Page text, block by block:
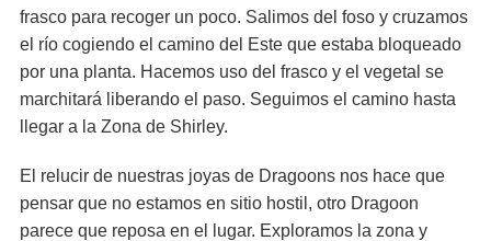
frasco para recoger un poco. Salimos del foso y cruzamos
el río cogiendo el camino del Este que estaba bloqueado
por una planta. Hacemos uso del frasco y el vegetal se
marchitará liberando el paso. Seguimos el camino hasta
llegar a la Zona de Shirley.
El relucir de nuestras joyas de Dragoons nos hace que
pensar que no estamos en sitio hostil, otro Dragoon
parece que reposa en el lugar. Exploramos la zona y